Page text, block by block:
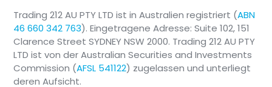
Trading 212 AU PTY LTD ist in Australien registriert (ABN
46 660 342 763). Eingetragene Adresse: Suite 102, 151
Clarence Street SYDNEY NSW 2000. Trading 212 AU PTY
LTD ist von der Australian Securities and Investments
Commission (AFSL 541122) zugelassen und unterliegt
deren Aufsicht.